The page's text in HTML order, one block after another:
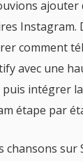
ajouter
Instagram.
comment
avec une
intégrer
étape par
chansons sur